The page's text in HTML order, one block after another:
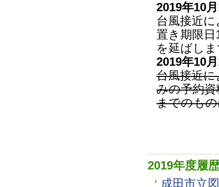
2019年10
台風接近
置き期限
を延ばし
2019年10
台風接近
みの予約
までのも
2019年度履
成田市立